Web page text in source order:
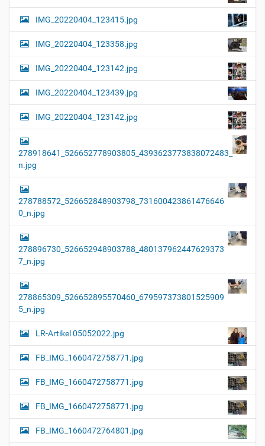
IMG_20220404_123415.jpg
IMG_20220404_123358.jpg
IMG_20220404_123142.jpg
IMG_20220404_123439.jpg
IMG_20220404_123142.jpg
278918641_526652778903805_4393623773838072483_
n.jpg
278788572_526652848903798_731600423861476646
0_n.jpg
278896730_526652948903788_480137962447629373
7_n.jpg
278865309_526652895570460_679597373801525909
5_n.jpg
LR-Artikel 05052022.jpg
FB_IMG_1660472758771.jpg
FB_IMG_1660472758771.jpg
FB_IMG_1660472758771.jpg
FB_IMG_1660472764801.jpg